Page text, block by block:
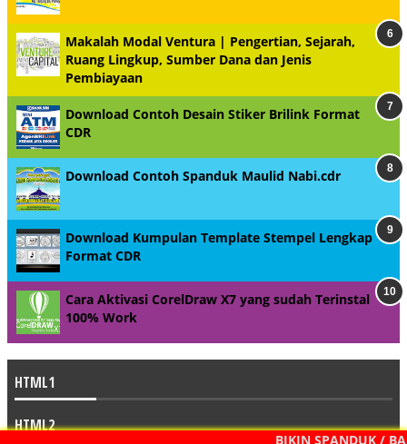
Makalah Modal Ventura | Pengertian, Sejarah,
Ruang Lingkup, Sumber Dana dan Jenis
Pembiayaan
Download Contoh Desain Stiker Brilink Format
CDR
Download Contoh Spanduk Maulid Nabi.cdr
Download Kumpulan Template Stempel Lengkap
Format CDR
Cara Aktivasi CorelDraw X7 yang sudah Terinstal
100% Work
HTML1
BIKIN SPANDUK /
HTML2